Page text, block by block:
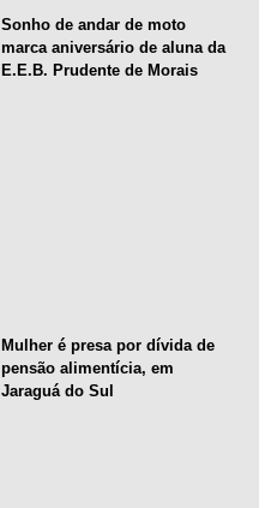
Sonho de andar de moto
marca aniversário de aluna da
E.E.B. Prudente de Morais
Mulher é presa por dívida de
pensão alimentícia, em
Jaraguá do Sul